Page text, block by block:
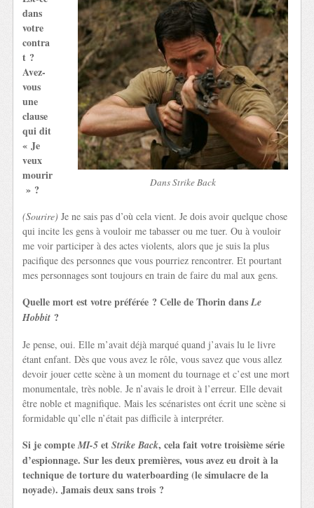
Dans Strike Back
dans
votre
contra
t ?
Avez-
vous
une
clause
qui dit
« Je
veux
mourir
» ?
(Sourire)Je ne sais pas d’où cela vient. Je dois avoir quelque chose
qui incite les gens à vouloir me tabasser ou me tuer. Ou à vouloir
me voir participer à des actes violents, alors que je suis la plus
pacifique des personnes que vous pourriez rencontrer. Et pourtant
mes personnages sont toujours en train de faire du mal aux gens.
Quelle mort est votre préférée ? Celle de Thorin dansLe
Hobbit ?
Je pense, oui. Elle m’avait déjà marqué quand j’avais lu le livre
étant enfant. Dès que vous avez le rôle, vous savez que vous allez
devoir jouer cette scène à un moment du tournage et c’est une mort
monumentale, très noble. Je n’avais le droit à l’erreur. Elle devait
être noble et magnifique. Mais les scénaristes ont écrit une scène si
formidable qu’elle n’était pas difficile à interpréter.
Si je compteMI-5 etStrike Back, cela fait votre troisième série
d’espionnage. Sur les deux premières, vous avez eu droit à la
technique de torture du waterboarding (le simulacre de la
noyade). Jamais deux sans trois ?